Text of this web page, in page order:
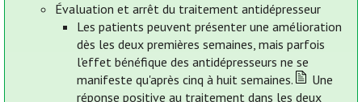
Évaluation et arrêt du traitement antidépresseur
Les patients peuvent présenter une amélioration
dès les deux premières semaines, mais parfois
l'effet bénéfique des antidépresseurs ne se
manifeste qu'après cinq à huit semaines.
Une
réponse positive au traitement dans les deux